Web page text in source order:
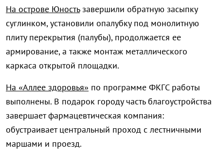
На острове Юностьзавершили обратную засыпку
суглинком, установили опалубку под монолитную
плиту перекрытия (палубы), продолжается ее
армирование, а также монтаж металлического
каркаса открытой площадки.
На «Аллее здоровья» по программе ФКГС работы
выполнены. В подарок городу часть благоустройства
завершает фармацевтическая компания:
обустраивает центральный проход с лестничными
маршами и проезд.